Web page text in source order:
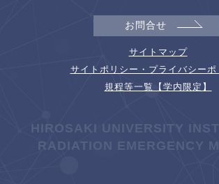
お問合せ
サイトマップ
サイトポリシー・プライバシーポ
規程等一覧【学内限定】
HIROSAKI UNIVERSITY
RADIATION EMERGENCY